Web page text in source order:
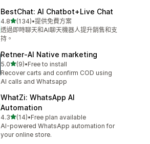
BestChat: AI Chatbot+Live Chat
4.8滿分 5 顆星
(134)
共有 134 則評價
•提供免費方案
透過即時聊天和AI聊天機器人提升銷售和支
持。
Retner‑AI Native marketing
5.0滿分 5 顆星
(9)
共有 9 則評價
•Free to install
Recover carts and confirm COD using
AI calls and Whatsapp
WhatZi: WhatsApp AI
Automation
4.3滿分 5 顆星
(14)
共有 14 則評價
•Free plan available
AI-powered WhatsApp automation for
your online store.